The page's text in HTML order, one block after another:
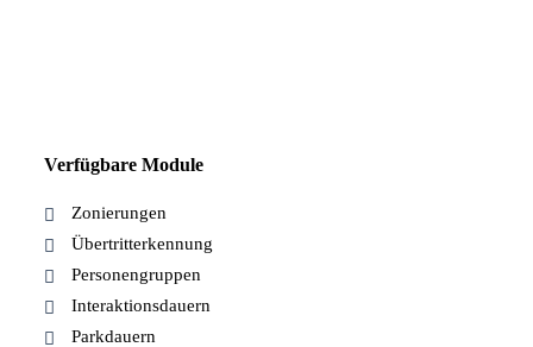
Verfügbare Module
Zonierungen
Übertritterkennung
Personengruppen
Interaktionsdauern
Parkdauern